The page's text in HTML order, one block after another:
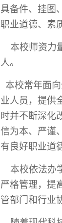
具备件、挂图
职业道德、素
本校师资力
人。
本校常年面
业人员，提供
时并不断深化
信为本、严谨
有良好职业道
本校依法办
严格管理，提
管部门和行业